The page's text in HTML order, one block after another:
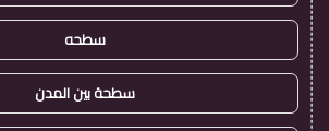
سطحه
سطحة بين المدن